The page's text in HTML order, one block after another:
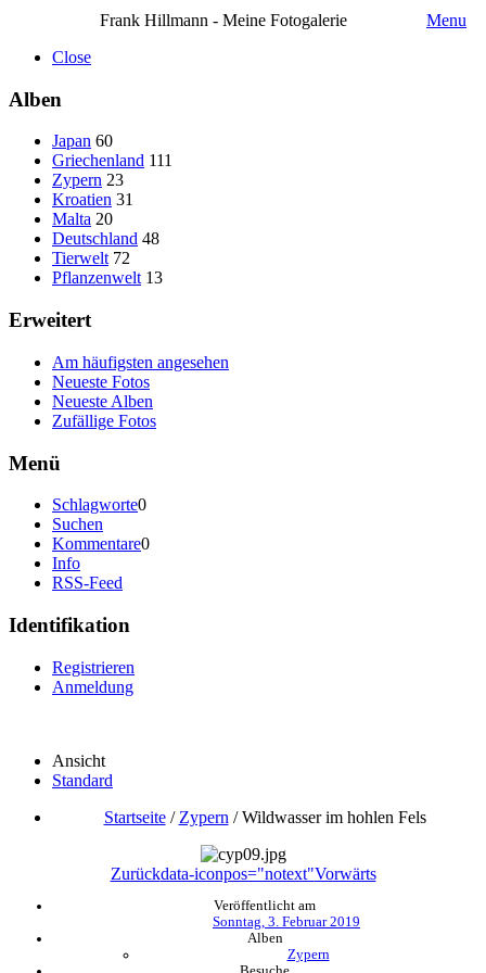
Frank Hillmann - Meine Fotogalerie
Menu
Close
Alben
Japan 60
Griechenland 111
Zypern 23
Kroatien 31
Malta 20
Deutschland 48
Tierwelt 72
Pflanzenwelt 13
Erweitert
Am häufigsten angesehen
Neueste Fotos
Neueste Alben
Zufällige Fotos
Menü
Schlagworte0
Suchen
Kommentare0
Info
RSS-Feed
Identifikation
Registrieren
Anmeldung
Ansicht
Standard
Startseite/ Zypern /Wildwasser im hohlen Fels
Zurückdata-iconpos="notext"Vorwärts
Veröffentlicht am
Sonntag, 3. Februar 2019
Alben
Zypern